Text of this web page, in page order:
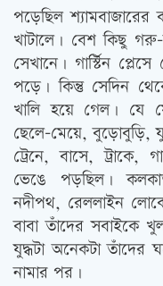
পড়েছিল শ্যামবাজারের
খাটালে। বেশ কিছু
সেখানে। গার্স্টিন
পড়ে। কিন্তু সেদিন
খালি হয়ে গেল। যে
ছেলে-মেয়ে, বুড়োবুড়ি,
ট্রেনে, বাসে, ট্রাকে,
ভেঙে পড়ছিল।
নদীপথ, রেললাইন
বাবা তাঁদের সবাইকে
যুদ্ধটা অনেকটা তাঁদের
নামার পর।